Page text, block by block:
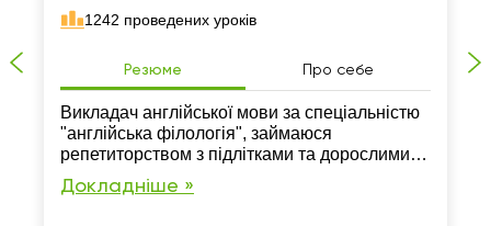
1242 проведених уроків
Резюме Про себе
Викладач англійської мови за спеціальністю
"англійська філологія", займаюся
репетиторством з підлітками та дорослими.
Маю сертифікат рівня C1.
Докладніше »